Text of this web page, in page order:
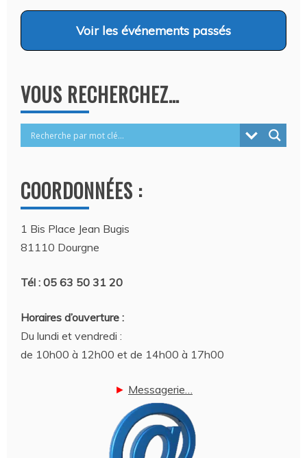
Voir les événements passés
VOUS RECHERCHEZ…
COORDONNÉES :
1 Bis Place Jean Bugis
81110 Dourgne
Tél : 05 63 50 31 20
Horaires d’ouverture :
Du lundi et vendredi :
de 10h00 à 12h00 et de 14h00 à 17h00
► Messagerie…